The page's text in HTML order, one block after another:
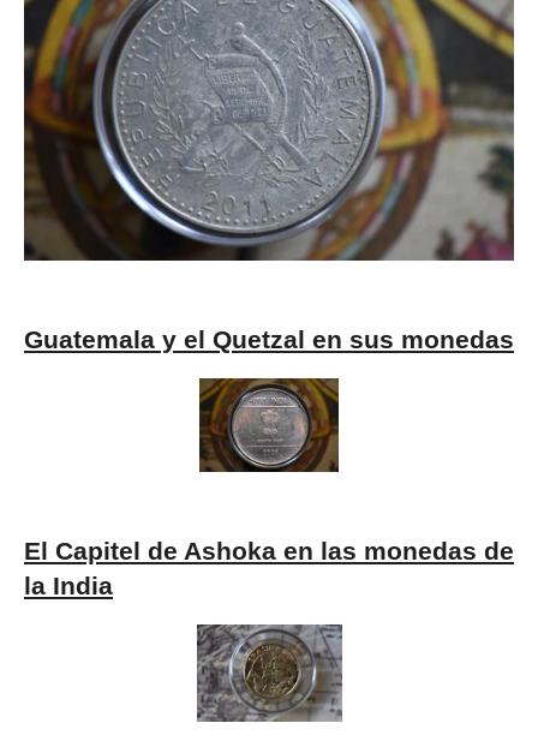
Guatemala y el Quetzal en sus monedas
El Capitel de Ashoka en las monedas de
la India